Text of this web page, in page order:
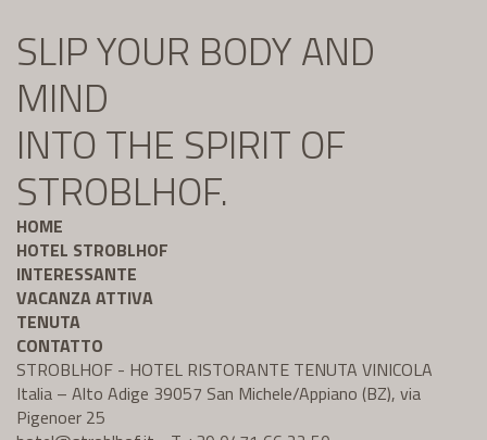
SLIP YOUR BODY AND
MIND
INTO THE SPIRIT OF
STROBLHOF.
HOME
HOTEL STROBLHOF
INTERESSANTE
VACANZA ATTIVA
TENUTA
CONTATTO
STROBLHOF - HOTEL RISTORANTE TENUTA VINICOLA
Italia – Alto Adige 39057 San Michele/Appiano (BZ), via
Pigenoer 25